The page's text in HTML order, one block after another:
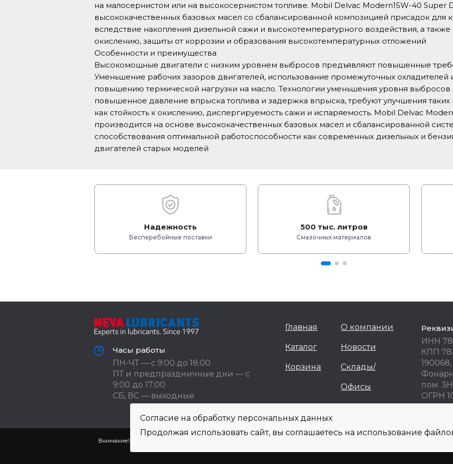
Согласие на обработку персональных данных
Продолжая использовать сайт, вы соглашаетесь на использование
на малосернистом или на высокосернистом топливе. Mobil Delvac Modern15W-40 Super
высококачественных базовых масел со сбалансированной композицией присадок для
вследствие накопления дизельной сажи и высокотемпературного воздействия, а
окислению, защиты от коррозии и образования высокотемпературных отложений
Особенности и преимущества
Высокомощные двигатели с низким уровнем выбросов предъявляют повышенные
Уменьшение рабочих зазоров двигателей, использование промежуточных охладителей
повышению термической нагрузки на масло. Технологии уменьшения уровня выбросов
повышенное давление впрыска топлива и задержка впрыска, требуют улучшения
как стойкость к окислению, диспергируемость сажи и испаряемость. Mobil Delvac
производится на основе высококачественных базовых масел и сбалансированной
способствования оптимальной работоспособности как современных дизельных и
двигателей старых моделей
Надежность
Бесперебойные поставки
500 тыс. литров
Смазочных материалов
Часы работы
ПН-ЧТ — с 9:00 до 18:00
ПТ и предпраздничные дни — с
9:00 до 17:00
СБ, ВС — выходные
Главная
Каталог
Корзина
О компании
Новости
Склады/
Офисы
ИНН
КПП
пом. 3Н
ОГРН
ОКПО
Внимание! Цены указаны исключительно в информационных целях! Не являются публичной офертой и не могут быть